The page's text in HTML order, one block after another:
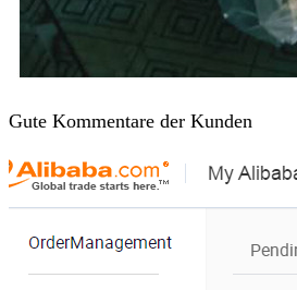
Gute Kommentare der Kunden